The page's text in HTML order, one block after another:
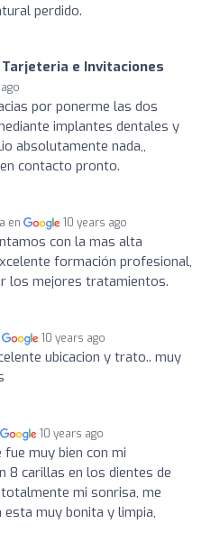
perdido.
Tarjeteria e Invitaciones
por ponerme las dos
implantes dentales y
absolutamente nada,,
contacto pronto.
en 10 years ago
con la mas alta
formación profesional,
los mejores tratamientos.
10 years ago
ubicacion y trato.. muy
10 years ago
fue muy bien con mi
8 carillas en los dientes de
mi sonrisa, me
muy bonita y limpia,